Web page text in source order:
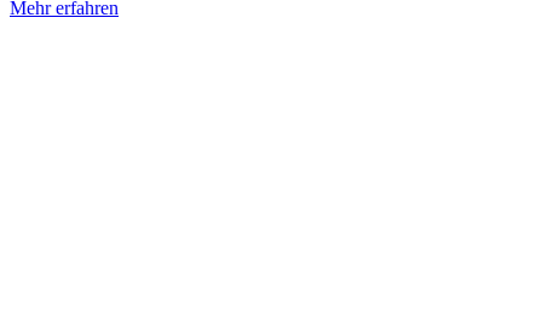
Mehr erfahren